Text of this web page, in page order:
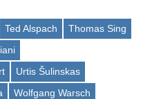
Ted Alspach
Thomas Sing
Urtis Šulinskas
Wolfgang Warsch